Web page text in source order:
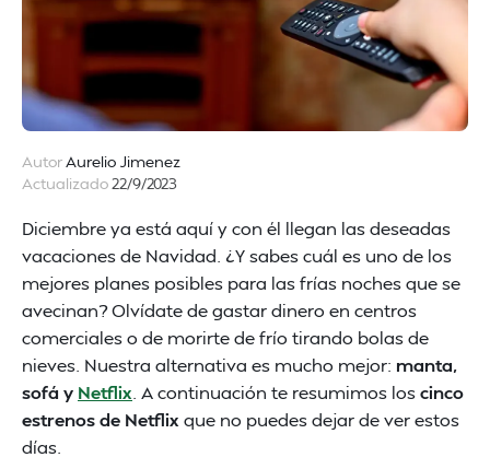
AutorAurelio Jimenez
Actualizado22/9/2023
Diciembre ya está aquí y con él llegan las deseadas
vacaciones de Navidad. ¿Y sabes cuál es uno de los
mejores planes posibles para las frías noches que se
avecinan? Olvídate de gastar dinero en centros
comerciales o de morirte de frío tirando bolas de
nieves. Nuestra alternativa es mucho mejor: manta,
sofá y Netflix. A continuación te resumimos loscinco
estrenos de Netflix que no puedes dejar de ver estos
días.